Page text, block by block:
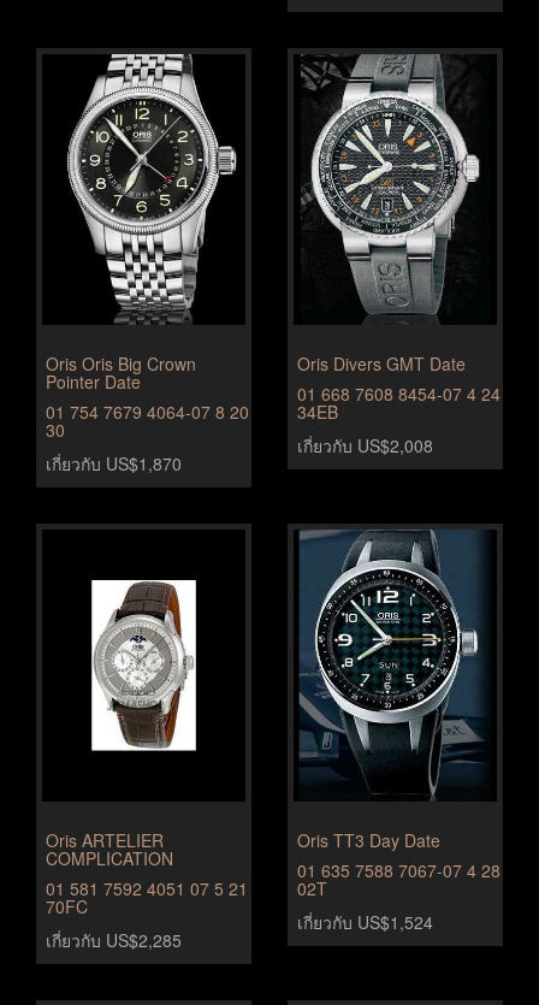
Oris Oris Big Crown
Pointer Date
01 754 7679 4064-07 8 20
30
เกี่ยวกับ US$1,870
Oris Divers GMT Date
01 668 7608 8454-07 4 24
34EB
เกี่ยวกับ US$2,008
Oris ARTELIER
COMPLICATION
01 581 7592 4051 07 5 21
70FC
เกี่ยวกับ US$2,285
Oris TT3 Day Date
01 635 7588 7067-07 4 28
02T
เกี่ยวกับ US$1,524